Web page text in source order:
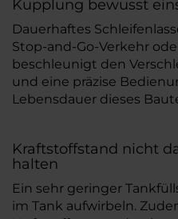
Kupplung bewusst
Dauerhaftes
Stop-and-Go-Verkehr
beschleunigt den
und eine präzise
Lebensdauer dieses
Kraftstoffstand nicht
halten
Ein sehr geringer
im Tank aufwirbeln.